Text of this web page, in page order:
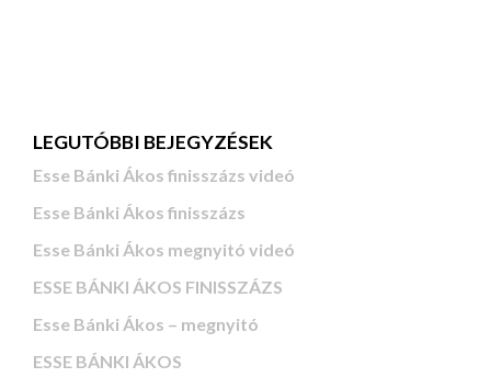
LEGUTÓBBI BEJEGYZÉSEK
Esse Bánki Ákos finisszázs videó
Esse Bánki Ákos finisszázs
Esse Bánki Ákos megnyitó videó
ESSE BÁNKI ÁKOS FINISSZÁZS
Esse Bánki Ákos – megnyitó
ESSE BÁNKI ÁKOS